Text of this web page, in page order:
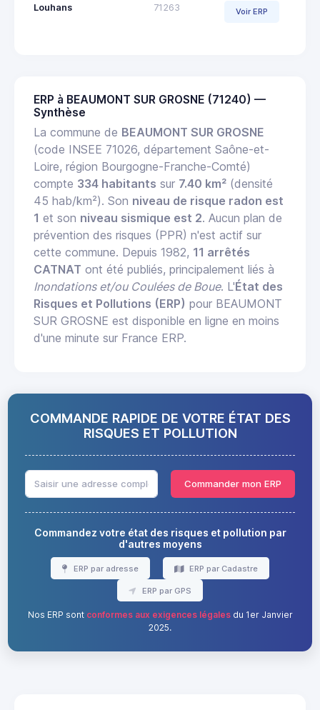
Louhans 71263 Voir ERP
ERP à BEAUMONT SUR GROSNE (71240) —
Synthèse
La commune de BEAUMONT SUR GROSNE
(code INSEE 71026, département Saône-et-
Loire, région Bourgogne-Franche-Comté)
compte 334 habitants sur 7.40 km² (densité
45 hab/km²). Son niveau de risque radon est
1 et son niveau sismique est 2. Aucun plan de
prévention des risques (PPR) n'est actif sur
cette commune. Depuis 1982, 11 arrêtés
CATNAT ont été publiés, principalement liés à
Inondations et/ou Coulées de Boue. L'État des
Risques et Pollutions (ERP) pour BEAUMONT
SUR GROSNE est disponible en ligne en moins
d'une minute sur France ERP.
COMMANDE RAPIDE DE VOTRE ÉTAT DES
RISQUES ET POLLUTION
Commander mon ERP
Commandez votre état des risques et pollution par
d'autres moyens
ERP par adresse ERP par Cadastre
ERP par GPS
Nos ERP sont conformes aux exigences légalesdu 1er Janvier
2025.